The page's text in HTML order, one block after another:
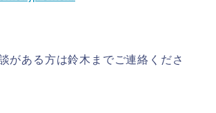
がある方は鈴木までご連絡くださ